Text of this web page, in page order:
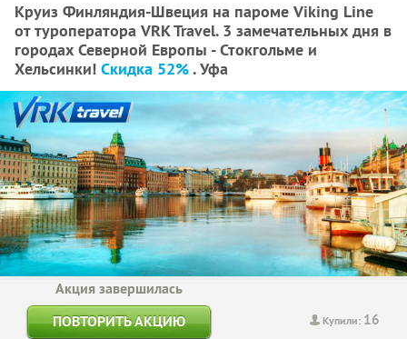
Круиз Финляндия-Швеция на пароме Viking Line
от туроператора VRK Travel. 3 замечательных дня в
городах Северной Европы - Стокгольме и
Хельсинки! Скидка 52%. Уфа
Купили: 16
Акция завершилась
ПОВТОРИТЬ АКЦИЮ